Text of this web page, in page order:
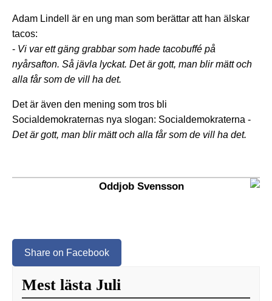
Adam Lindell är en ung man som berättar att han älskar
tacos:
- Vi var ett gäng grabbar som hade tacobuffé på
nyårsafton. Så jävla lyckat. Det är gott, man blir mätt och
alla får som de vill ha det.
Det är även den mening som tros bli
Socialdemokraternas nya slogan: Socialdemokraterna -
Det är gott, man blir mätt och alla får som de vill ha det.
Oddjob Svensson
Share on Facebook
Mest lästa Juli